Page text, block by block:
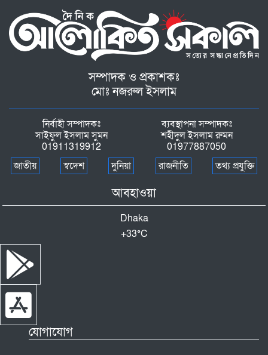
সম্পাদক ও প্রকাশকঃ
মোঃ নজরুল ইসলাম
নির্বাহী সম্পাদকঃ
সাইফুল ইসলাম সুমন
01911319912
ব্যবস্থাপনা সম্পাদকঃ
শহীদুল ইসলাম রুমন
01977887050
জাতীয়
স্বদেশ দুনিয়া রাজনীতি তথ্য প্রযুক্তি
আবহাওয়া
Dhaka
+33°C
যোগাযোগ